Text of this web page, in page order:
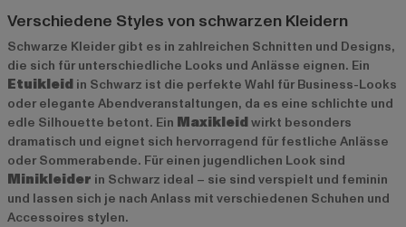
Verschiedene Styles von schwarzen Kleidern
Schwarze Kleider gibt es in zahlreichen Schnitten und Designs,
die sich für unterschiedliche Looks und Anlässe eignen. Ein
Etuikleid in Schwarz ist die perfekte Wahl für Business-Looks
oder elegante Abendveranstaltungen, da es eine schlichte und
edle Silhouette betont. Ein Maxikleidwirkt besonders
dramatisch und eignet sich hervorragend für festliche Anlässe
oder Sommerabende. Für einen jugendlichen Look sind
Minikleider in Schwarz ideal – sie sind verspielt und feminin
und lassen sich je nach Anlass mit verschiedenen Schuhen und
Accessoires stylen.